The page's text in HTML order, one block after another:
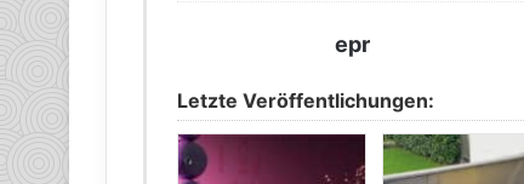
epr
Letzte Veröffentlichungen: